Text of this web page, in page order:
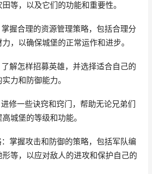
等，以及它们的功能和重要性。
握合理的资源管理策略，包括合理分
，以确保城堡的正常运作和进步。
解怎样招募英雄，并选择适合自己的
力和防御能力。
修一些诀窍和窍门，帮助无论兄弟们
城堡的等级和功能。
掌握攻击和防御的策略，包括军队编
等，以应对敌人的进攻和保护自己的